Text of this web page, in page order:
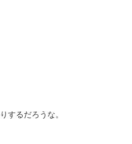
するだろうな。